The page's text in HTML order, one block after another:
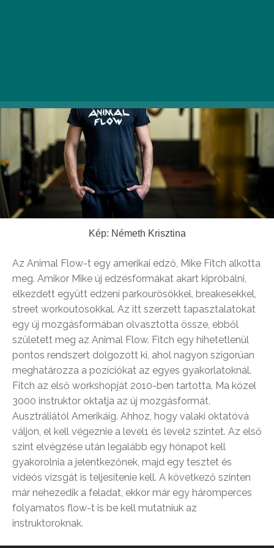
Kép: Németh Krisztina
Az Animal Flow-t egy amerikai edző, Mike Fitch alkotta
meg. Amikor Mike új edzésformákat akart kipróbálni,
elkezdett együtt edzeni parkourösökkel, breakesekkel,
street workoutosokkal. Az itt szerzett tapasztalatokat
egy új mozgásformában olvasztotta össze, ebből
született meg az Animal Flow. Fitch egy hihetetlenül
pontos rendszert dolgozott ki, ahol nagyon szigorúan
meghatározza a pozíciókat az egyes gyakorlatoknál.
Fitch az első workshopját 2010-ben tartotta. Ma közel
3000 instruktor oktatja az új mozgásformát,
Ausztráliától Amerikáig. Ahhoz, hogy valaki oktatóvá
váljon, el kell végeznie a level1 és level2 szintet. Az első
szint elvégzése után legalább egy hónapot kell
gyakorolnia a jelentkezőnek, majd egy tesztet és
videós vizsgát is teljesítenie kell. A következő szinten
már nehezedik a feladat, ekkor már egy háromperces
folyamatos flow-t is be kell mutatniuk az
instruktoroknak.